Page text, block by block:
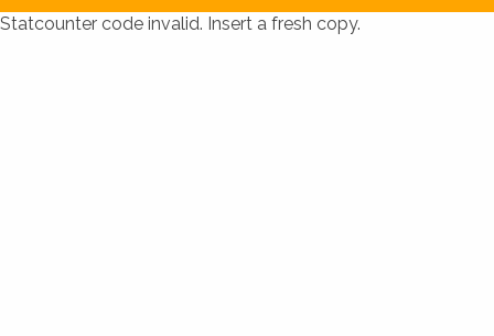
Statcounter code invalid. Insert a fresh copy.